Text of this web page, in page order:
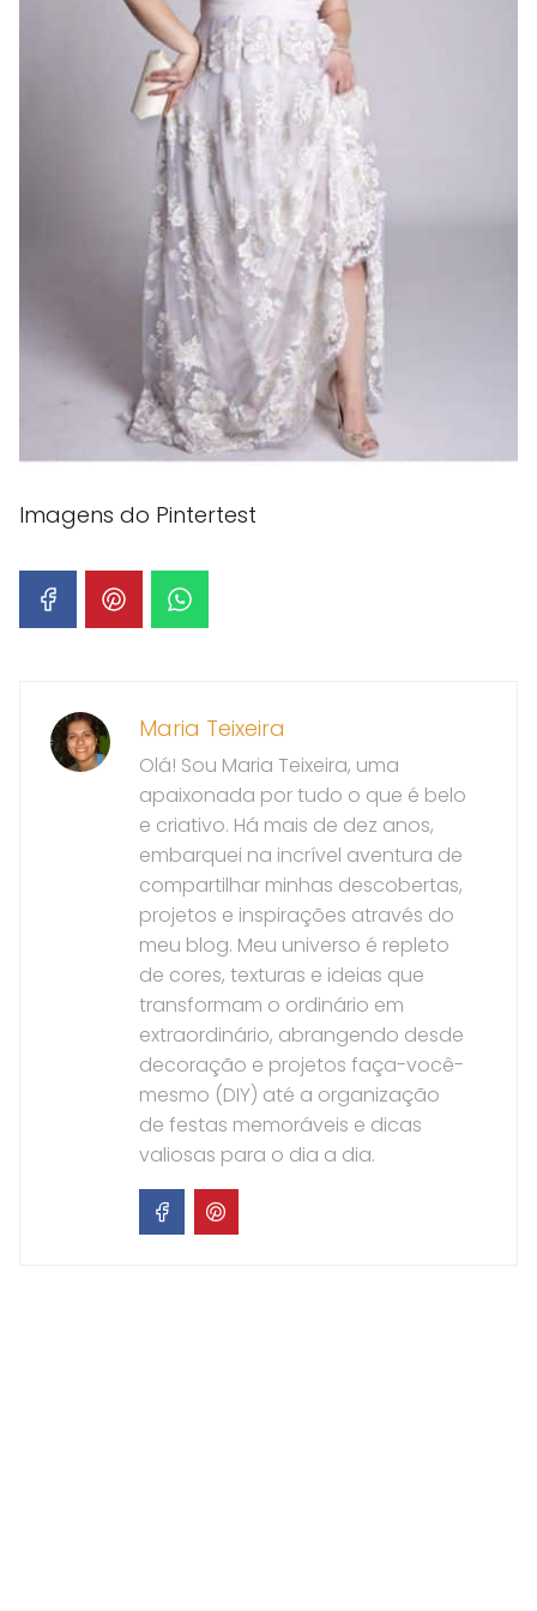
Imagens do Pintertest
Maria Teixeira
Olá! Sou Maria Teixeira, uma
apaixonada por tudo o que é belo
e criativo. Há mais de dez anos,
embarquei na incrível aventura de
compartilhar minhas descobertas,
projetos e inspirações através do
meu blog. Meu universo é repleto
de cores, texturas e ideias que
transformam o ordinário em
extraordinário, abrangendo desde
decoração e projetos faça-você-
mesmo (DIY) até a organização
de festas memoráveis e dicas
valiosas para o dia a dia.